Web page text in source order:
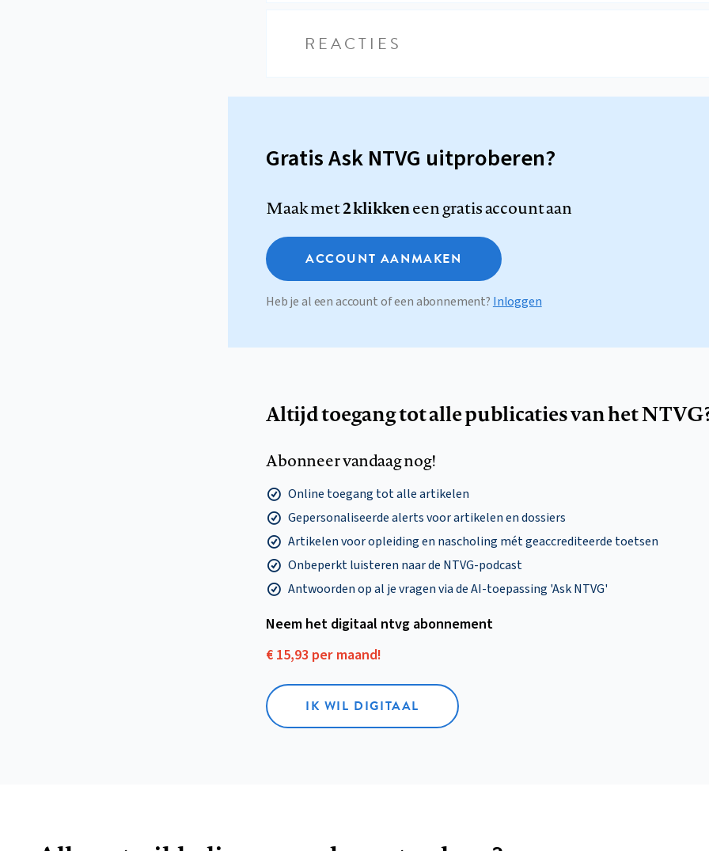
REACTIES
Gratis Ask NTVG uitproberen?
Maak met2 klikkeneen gratis account aan
ACCOUNT AANMAKEN
Heb je al een account of een abonnement? Inloggen
Altijd toegang tot alle publicaties van het
Abonneer vandaag nog!
Online toegang tot alle artikelen
Gepersonaliseerde alerts voor artikelen en dossiers
Artikelen voor opleiding en nascholing mét geaccrediteerde toetsen
Onbeperkt luisteren naar de NTVG-podcast
Antwoorden op al je vragen via de AI-toepassing 'Ask NTVG'
Neem het digitaal ntvg abonnement
€ 15,93 per maand!
IK WIL DIGITAAL